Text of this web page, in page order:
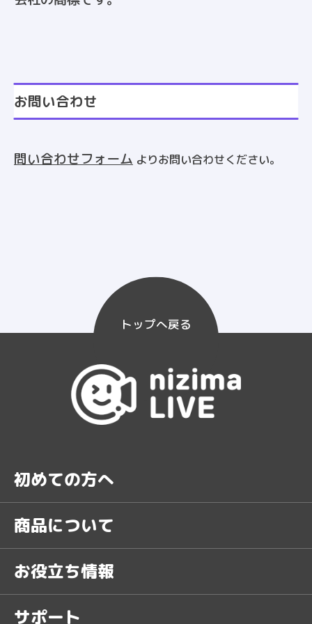
お問い合わせ
問い合わせフォーム よりお問い合わせください。
トップへ戻る
初めての方へ
商品について
お役立ち情報
サポート